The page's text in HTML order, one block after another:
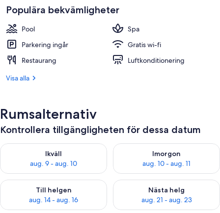
Boendeområde
Populära bekvämligheter
Pool
Spa
Parkering ingår
Gratis wi-fi
Restaurang
Luftkonditionering
Visa alla
Rumsalternativ
Kontrollera tillgängligheten för dessa datum
Ikväll
aug. 9 - aug. 10
Kontrollera tillgängligheten för ikväll aug. 9 - aug. 10
Imorgon
aug. 10 - aug. 11
Kontrollera tillgängligheten
Till helgen
aug. 14 - aug. 16
Kontrollera tillgängligheten för den här helgen aug. 14 - aug.
Nästa helg
aug. 21 - aug. 23
Kontrollera tillgängligheten